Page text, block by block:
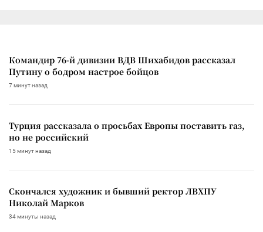
Командир 76-й дивизии ВДВ Шихабидов рассказал
Путину о бодром настрое бойцов
7 минут назад
Турция рассказала о просьбах Европы поставить газ,
но не российский
15 минут назад
Скончался художник и бывший ректор ЛВХПУ
Николай Марков
34 минуты назад